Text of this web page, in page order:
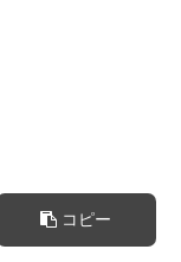
コピー